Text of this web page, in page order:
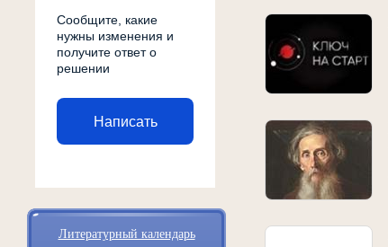
Сообщите, какие
нужны изменения и
получите ответ о
решении
Написать
Литературный календарь